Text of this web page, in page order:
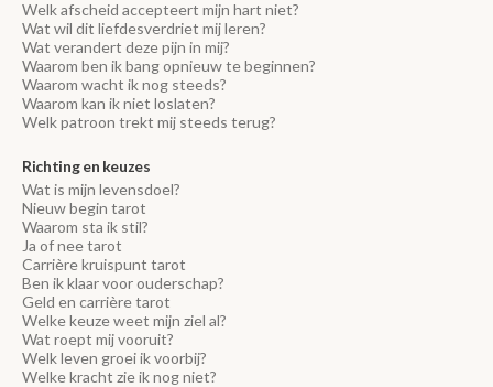
Welk afscheid accepteert mijn hart niet?
Wat wil dit liefdesverdriet mij leren?
Wat verandert deze pijn in mij?
Waarom ben ik bang opnieuw te beginnen?
Waarom wacht ik nog steeds?
Waarom kan ik niet loslaten?
Welk patroon trekt mij steeds terug?
Richting en keuzes
Wat is mijn levensdoel?
Nieuw begin tarot
Waarom sta ik stil?
Ja of nee tarot
Carrière kruispunt tarot
Ben ik klaar voor ouderschap?
Geld en carrière tarot
Welke keuze weet mijn ziel al?
Wat roept mij vooruit?
Welk leven groei ik voorbij?
Welke kracht zie ik nog niet?